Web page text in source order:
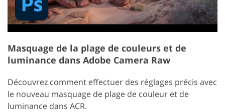
Masquage de la plage de couleurs et de
luminance dans Adobe Camera Raw
Découvrez comment effectuer des réglages précis avec
le nouveau masquage de plage de couleur et de
luminance dans ACR.